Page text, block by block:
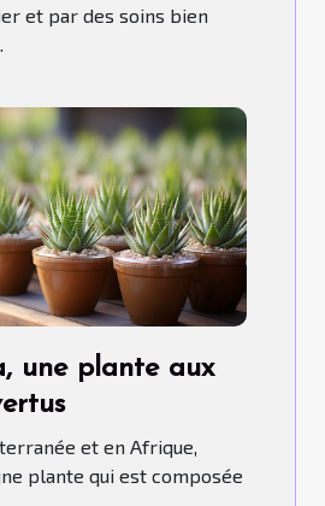
et par des soins bien
une plante aux
et en Afrique,
plante qui est composée